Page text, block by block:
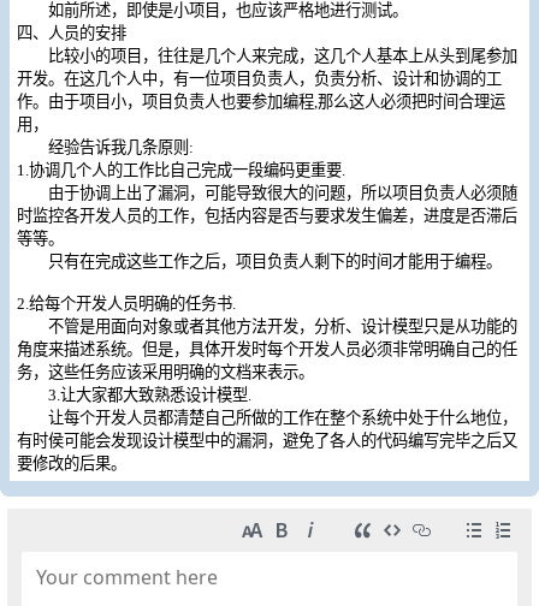
如前所述，即使是小项目，也应该严格地进行测试。
四、人员的安排
比较小的项目，往往是几个人来完成，这几个人基本上从头到尾参加
开发。在这几个人中，有一位项目负责人，负责分析、设计和协调的工
作。由于项目小，项目负责人也要参加编程,那么这人必须把时间合理运
用，
经验告诉我几条原则:
1.协调几个人的工作比自己完成一段编码更重要.
由于协调上出了漏洞，可能导致很大的问题，所以项目负责人必须随
时监控各开发人员的工作，包括内容是否与要求发生偏差，进度是否滞后
等等。
只有在完成这些工作之后，项目负责人剩下的时间才能用于编程。
2.给每个开发人员明确的任务书.
不管是用面向对象或者其他方法开发，分析、设计模型只是从功能的
角度来描述系统。但是，具体开发时每个开发人员必须非常明确自己的任
务，这些任务应该采用明确的文档来表示。
3.让大家都大致熟悉设计模型.
让每个开发人员都清楚自己所做的工作在整个系统中处于什么地位，
有时侯可能会发现设计模型中的漏洞，避免了各人的代码编写完毕之后又
要修改的后果。